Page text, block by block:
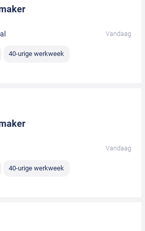
Vandaag
40-urige werkweek
Vandaag
40-urige werkweek